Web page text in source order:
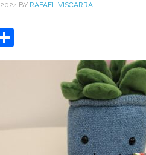
BY RAFAEL VISCARRA